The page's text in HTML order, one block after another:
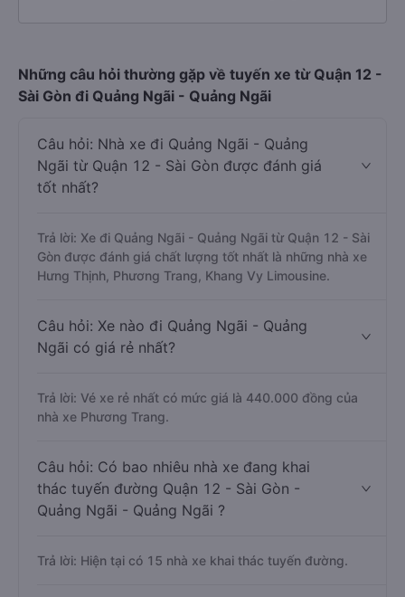
Những câu hỏi thường gặp về tuyến xe từ Quận 12 -
Sài Gòn đi Quảng Ngãi - Quảng Ngãi
Câu hỏi: Nhà xe đi Quảng Ngãi - Quảng
Ngãi từ Quận 12 - Sài Gòn được đánh giá
tốt nhất?
Trả lời: Xe đi Quảng Ngãi - Quảng Ngãi từ Quận 12 - Sài
Gòn được đánh giá chất lượng tốt nhất là những nhà xe
Hưng Thịnh, Phương Trang, Khang Vy Limousine.
Câu hỏi: Xe nào đi Quảng Ngãi - Quảng
Ngãi có giá rẻ nhất?
Trả lời: Vé xe rẻ nhất có mức giá là 440.000 đồng của
nhà xe Phương Trang.
Câu hỏi: Có bao nhiêu nhà xe đang khai
thác tuyến đường Quận 12 - Sài Gòn -
Quảng Ngãi - Quảng Ngãi ?
Trả lời: Hiện tại có 15 nhà xe khai thác tuyến đường.